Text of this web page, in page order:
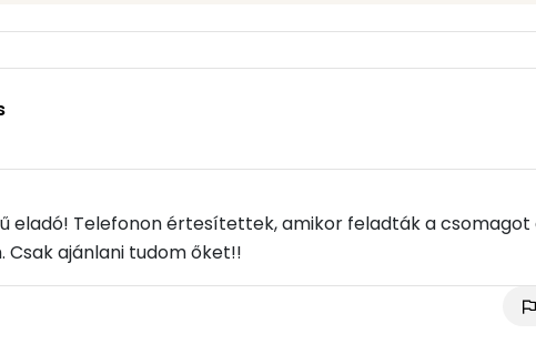
eladó! Telefonon értesítettek, amikor feladták a csomagot
Csak ajánlani tudom őket!!